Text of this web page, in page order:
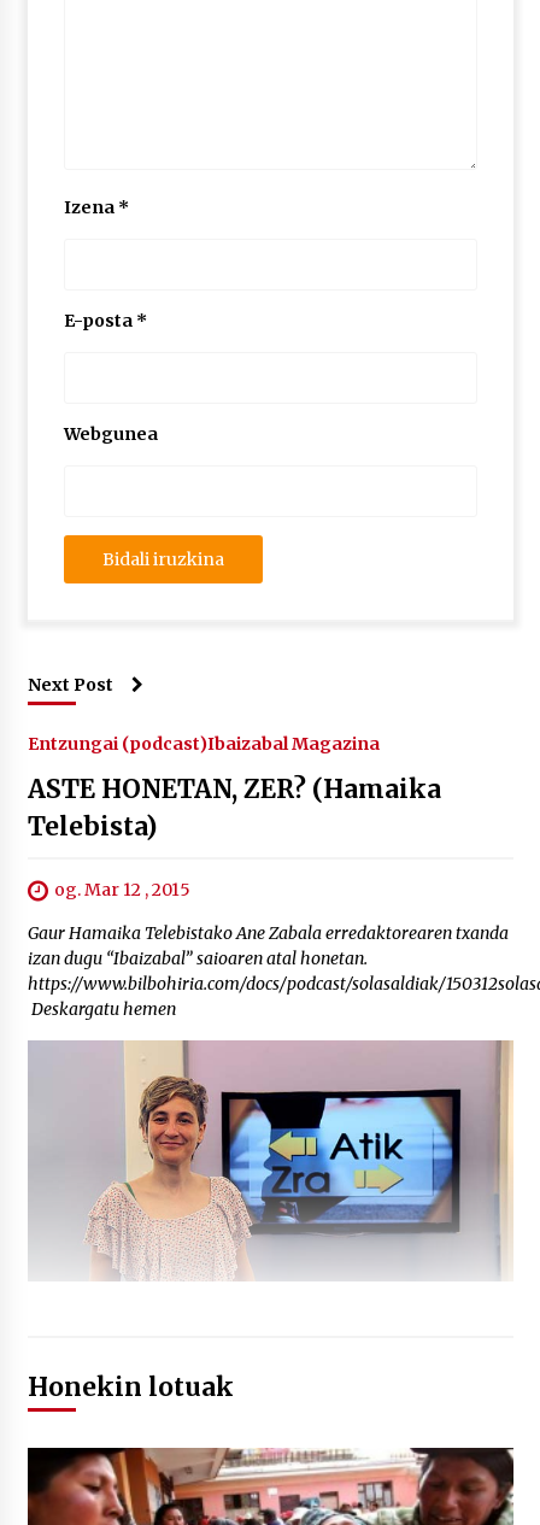
Izena *
E-posta *
Webgunea
Next Post
Entzungai (podcast)Ibaizabal Magazina
ASTE HONETAN, ZER? (Hamaika
Telebista)
og. Mar 12 , 2015
Gaur Hamaika Telebistako Ane Zabala erredaktorearen txanda
izan dugu “Ibaizabal” saioaren atal honetan.
https://www.bilbohiria.com/docs/podcast/solasaldiak/
Deskargatu hemen
Honekin lotuak